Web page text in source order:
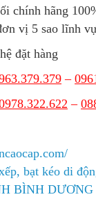
chính hãng
vị 5 sao lĩnh
đặt hàng
–
–
bạt kéo di
BÌNH DƯƠNG